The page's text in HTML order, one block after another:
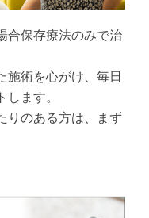
合保存療法のみで治
施術を心がけ、毎日
ます。
りのある方は、まず